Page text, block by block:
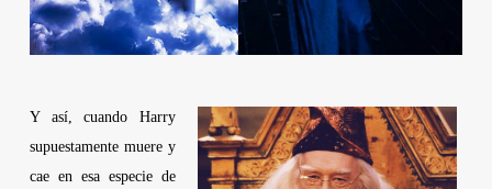
Y así, cuando Harry
supuestamente muere y
cae en esa especie de